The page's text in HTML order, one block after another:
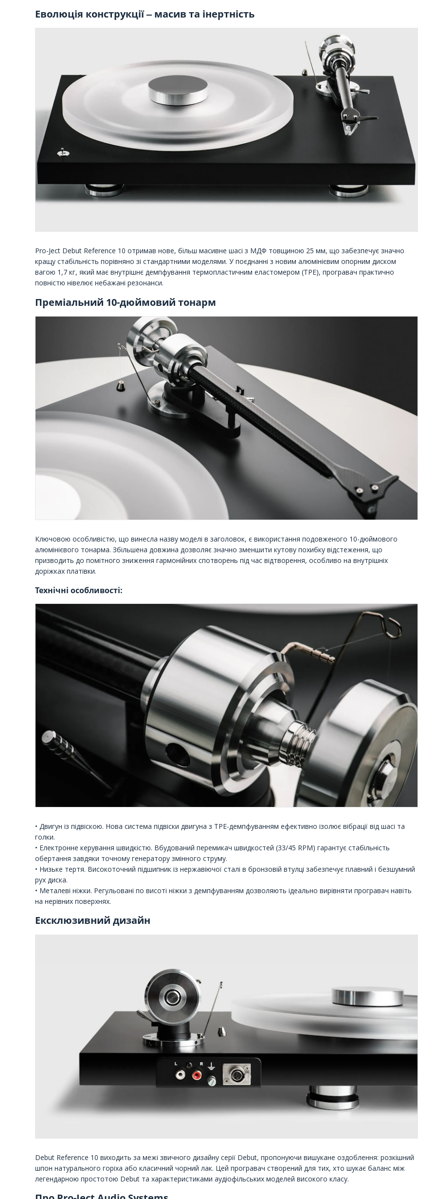
Еволюція конструкції ‒ масив та інертність
Pro-Ject Debut Reference 10 отримав нове, більш масивне шасі з МДФ товщиною 25 мм, що забезпечує значно
кращу стабільність порівняно зі стандартними моделями. У поєднанні з новим алюмінієвим опорним диском
вагою 1,7 кг, який має внутрішнє демпфування термопластичним еластомером (TPE), програвач практично
повністю нівелює небажані резонанси.
Преміальний 10-дюймовий тонарм
Ключовою особливістю, що винесла назву моделі в заголовок, є використання подовженого 10-дюймового
алюмінієвого тонарма. Збільшена довжина дозволяє значно зменшити кутову похибку відстеження, що
призводить до помітного зниження гармонійних спотворень під час відтворення, особливо на внутрішніх
доріжках платівки.
Технічні особливості:
• Двигун із підвіскою. Нова система підвіски двигуна з TPE-демпфуванням ефективно ізолює вібрації від шасі та
голки.
• Електронне керування швидкістю. Вбудований перемикач швидкостей (33/45 RPM) гарантує стабільність
обертання завдяки точному генератору змінного струму.
• Низьке тертя. Високоточний підшипник із нержавіючої сталі в бронзовій втулці забезпечує плавний і безшумний
рух диска.
• Металеві ніжки. Регульовані по висоті ніжки з демпфуванням дозволяють ідеально вирівняти програвач навіть
на нерівних поверхнях.
Ексклюзивний дизайн
Debut Reference 10 виходить за межі звичного дизайну серії Debut, пропонуючи вишукане оздоблення: розкішний
шпон натурального горіха або класичний чорний лак. Цей програвач створений для тих, хто шукає баланс між
легендарною простотою Debut та характеристиками аудіофільських моделей високого класу.